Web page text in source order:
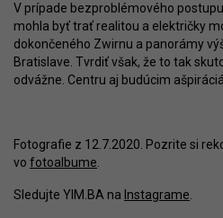
V prípade bezproblémového
mohla byť trať realitou a električky
dokončeného Zwirnu a panorámy
Bratislave. Tvrdiť však, že to tak
odvážne. Centru aj budúcim
Fotografie z 12.7.2020. Pozrite si
vo fotoalbume.
Sledujte YIM.BA na Instagrame.